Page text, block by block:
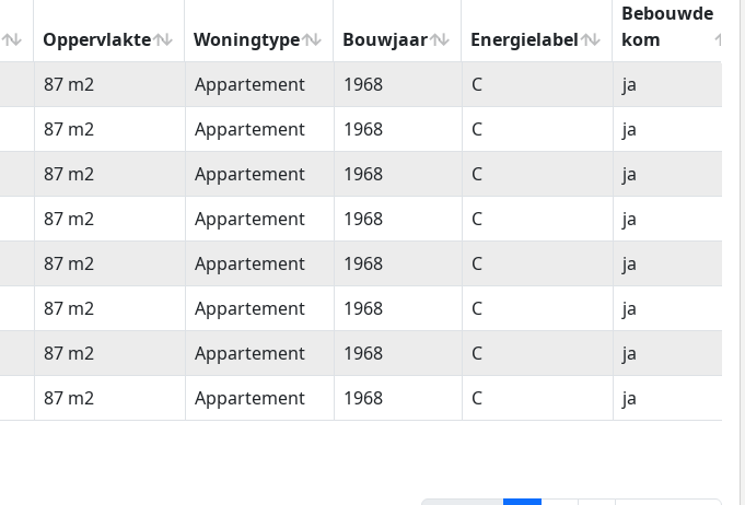
Oppervlakte Woningtype Bouwjaar Energielabel
Bebouwde
kom
Oppervlakte Woningtype Bouwjaar Energielabel
Bebouwde
kom
87 m2 Appartement 1968 C
ja
87 m2 Appartement 1968 C
ja
87 m2 Appartement 1968 C
ja
87 m2 Appartement 1968 C
ja
87 m2 Appartement 1968 C
ja
87 m2 Appartement 1968 C
ja
87 m2 Appartement 1968 C
ja
87 m2 Appartement 1968 C ja